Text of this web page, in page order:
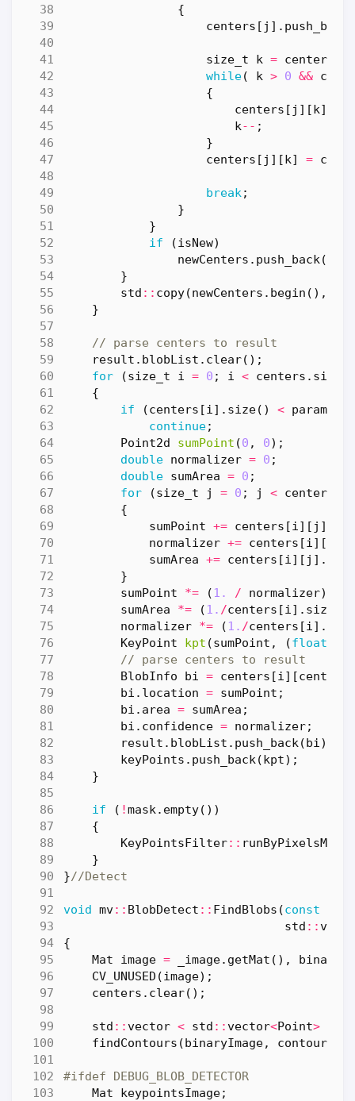
{
centers [ j ]. push_back
size_t k = centers
while( k > 0 &&
{
centers [ j ][k]
k-- ;
}
centers [ j ][k] =
break;
}
}
if
(isNew)
newCenters . push_back(
}
std :: copy(newCenters . begin (),
}
result . blobList . clear();
for
(size_t i = 0 ; i < centers . size
{
if
(centers [i]. size() < params
continue;
Point2d
sumPoint (0 , 0);
double normalizer = 0 ;
double sumArea = 0 ;
for
(size_t j = 0 ; j < centers
{
sumPoint += centers [i][ j ].
normalizer += centers [i][
sumArea += centers [i][ j ].
}
sumPoint
*= ( 1. / normalizer);
sumArea
*= ( 1. /centers [i]. size
normalizer *= ( 1. /centers [i].
KeyPoint
kpt (sumPoint , (float
BlobInfo
bi = centers [i][centers
bi . location = sumPoint ;
bi . area = sumArea ;
bi . confidence = normalizer;
result . blobList . push_back(bi);
keyPoints . push_back(kpt);
}
if ( !mask. empty())
{
KeyPointsFilter:: runByPixelsMask
}
}
void mv:: BlobDetect :: FindBlobs (const
std ::
{
Mat
image = _image. getMat (),
CV_UNUSED (image);
centers . clear();
std ::vector < std ::vector<Point>
findContours (binaryImage, contours
Mat
keypointsImage;